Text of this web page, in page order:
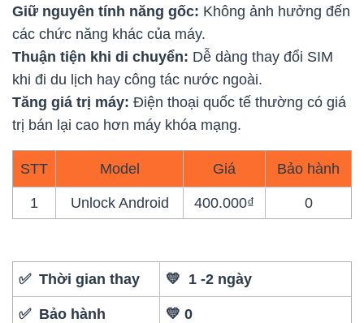
Giữ nguyên tính năng gốc: Không ảnh hưởng đến
các chức năng khác của máy.
Thuận tiện khi di chuyển: Dễ dàng thay đổi SIM
khi đi du lịch hay công tác nước ngoài.
Tăng giá trị máy: Điện thoại quốc tế thường có giá
trị bán lại cao hơn máy khóa mạng.
STT Model Giá Bảo hành
1 Unlock Android 400.000₫ 0
✅ Thời gian thay 💛 1 -2 ngày
✅ Bảo hành 💛 0